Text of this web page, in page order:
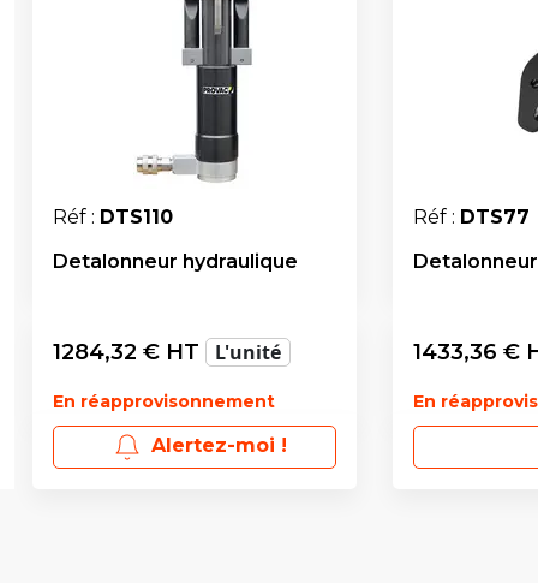
Réf : DTS110
Detalonneur hydraulique
1284,32 € HT L'unité
En réapprovisonnement
Alertez-moi !
Réf : DTS77
1433,36 €
En